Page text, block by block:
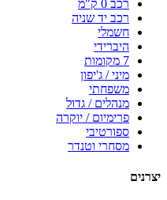
רכב 0 ק"מ
רכב יד שניה
חשמלי
היברידי
7 מקומות
מיני / ג'יפון
משפחתי
מנהלים / גדול
פרימיום / יוקרה
ספורטיבי
מסחרי וטנדר
יצרנים